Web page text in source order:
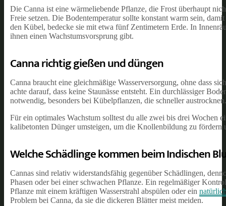
Die Canna ist eine wärmeliebende Pflanze, die Frost überhaupt
Freie setzen. Die Bodentemperatur sollte konstant warm sein,
den Kübel, bedecke sie mit etwa fünf Zentimetern Erde. In
ihnen einen Wachstumsvorsprung gibt.
Canna richtig gießen und düngen
Canna braucht eine gleichmäßige Wasserversorgung, ohne dass
achte darauf, dass keine Staunässe entsteht. Ein durchlässiger
notwendig, besonders bei Kübelpflanzen, die schneller austrocknen.
Für ein optimales Wachstum solltest du alle zwei bis drei Wochen
kalibetonten Dünger umsteigen, um die Knollenbildung zu fördern
Welche Schädlinge kommen beim Indischen
Cannas sind relativ widerstandsfähig gegenüber Schädlingen,
Phasen oder bei einer schwachen Pflanze. Ein regelmäßiger
Pflanze mit einem kräftigen Wasserstrahl abspülen oder ein
Problem bei Canna, da sie die dickeren Blätter meist meiden.